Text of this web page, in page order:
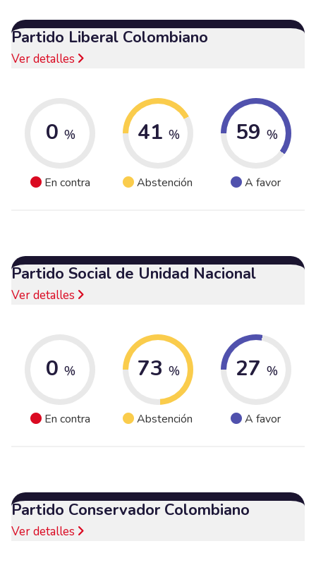
Partido Liberal Colombiano
Ver detalles
0 %
En contra
41 %
Abstención
59 %
A favor
Partido Social de Unidad Nacional
Ver detalles
0 %
En contra
73 %
Abstención
27 %
A favor
Partido Conservador Colombiano
Ver detalles